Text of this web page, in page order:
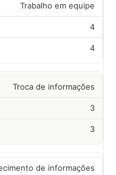
Trabalho em equipe
4
4
Troca de informações
3
3
de informações